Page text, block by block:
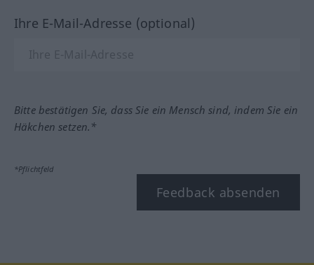
Ihre E-Mail-Adresse (optional)
Bitte bestätigen Sie, dass Sie ein Mensch sind, indem Sie ein
Häkchen setzen.*
*Pflichtfeld
Feedback absenden